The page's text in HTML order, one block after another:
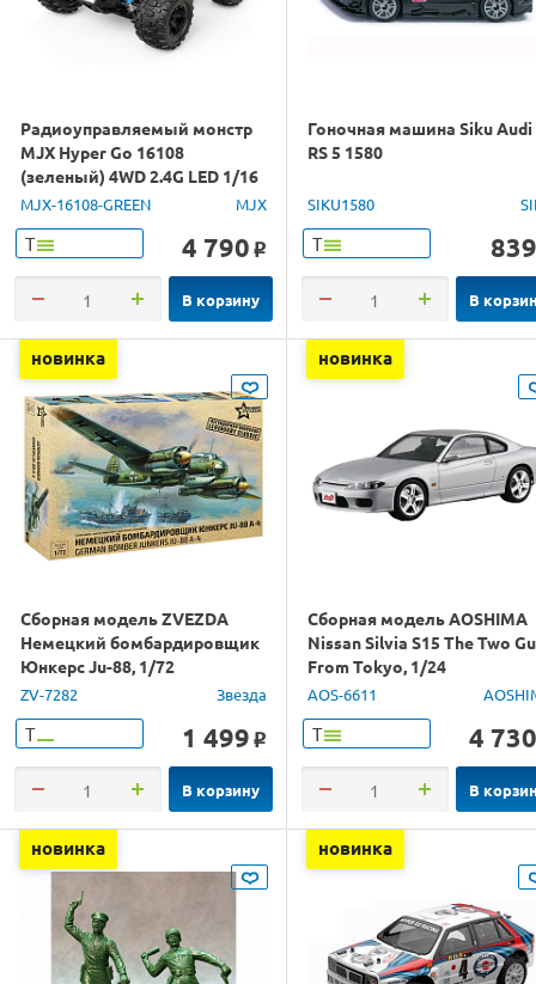
Радиоуправляемый монстр
MJX Hyper Go 16108
(зеленый) 4WD 2.4G LED 1/16
RTR
MJX-16108-GREEN MJX
Т 4 790 o
В корзину
Гоночная машина Siku Audi
RS 5 1580
SIKU1580
Т 839
В
новинка
Сборная модель ZVEZDA
Немецкий бомбардировщик
Юнкерс Ju-88, 1/72
ZV-7282 Звезда
Т 1 499 o
В корзину
новинка
Сборная модель AOSHIMA
Nissan Silvia S15 The Two
From Tokyo, 1/24
AOS-6611
Т 4 730
В
новинка новинка